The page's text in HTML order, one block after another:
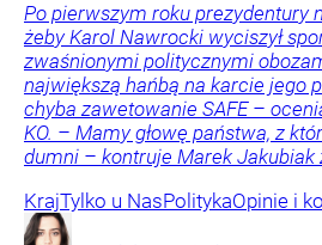
Po pierwszym roku prezydentury
żeby Karol Nawrocki wyciszył
zwaśnionymi politycznymi
największą hańbą na karcie jego
chyba zawetowanie SAFE –
KO. – Mamy głowę państwa, z
dumni – kontruje Marek Jakubiak
KrajTylko u NasPolitykaOpinie i